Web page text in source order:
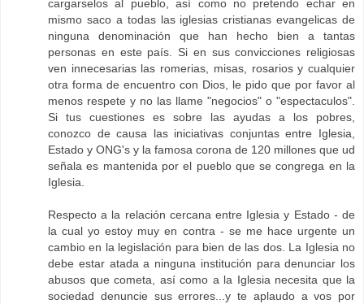
cargarselos al pueblo, así como no pretendo echar en
mismo saco a todas las iglesias cristianas evangelicas de
ninguna denominación que han hecho bien a tantas
personas en este país. Si en sus convicciones religiosas
ven innecesarias las romerias, misas, rosarios y cualquier
otra forma de encuentro con Dios, le pido que por favor al
menos respete y no las llame "negocios" o "espectaculos".
Si tus cuestiones es sobre las ayudas a los pobres,
conozco de causa las iniciativas conjuntas entre Iglesia,
Estado y ONG's y la famosa corona de 120 millones que ud
señala es mantenida por el pueblo que se congrega en la
Iglesia.
Respecto a la relación cercana entre Iglesia y Estado - de
la cual yo estoy muy en contra - se me hace urgente un
cambio en la legislación para bien de las dos. La Iglesia no
debe estar atada a ninguna institución para denunciar los
abusos que cometa, así como a la Iglesia necesita que la
sociedad denuncie sus errores...y te aplaudo a vos por